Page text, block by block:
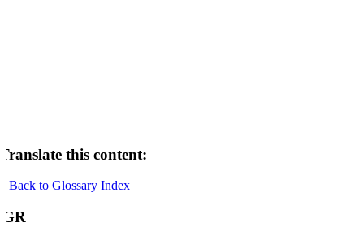
Translate this content:
« Back to Glossary Index